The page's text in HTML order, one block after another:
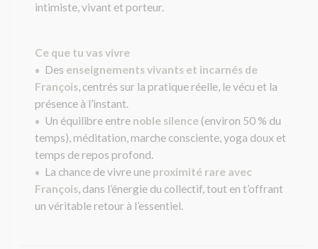
intimiste, vivant et porteur.
Ce que tu vas vivre
• Des enseignements vivants et incarnés de
François, centrés sur la pratique réelle, le vécu et la
présence à l’instant.
• Un équilibre entre noble silence(environ 50 % du
temps), méditation, marche consciente, yoga doux et
temps de repos profond.
• La chance de vivre une proximité rare avec
François, dans l’énergie du collectif, tout en t’offrant
un véritable retour à l’essentiel.